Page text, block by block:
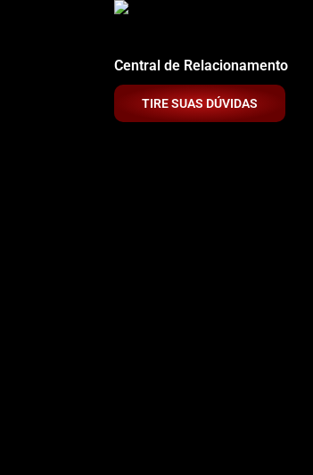
Central de Relacionamento
TIRE SUAS DÚVIDAS